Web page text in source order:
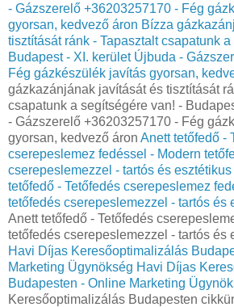
- Gázszerelő +36203257170 - Fég
gyorsan, kedvező áron Bízza
tisztítását ránk - Tapasztalt csapatunk
Budapest - XI. kerület Újbuda -
Fég gázkészülék javítás gyorsan,
gázkazánjának javítását és tisztítását
csapatunk a segítségére van! -
- Gázszerelő +36203257170 - Fég
gyorsan, kedvező áron Anett tetőfedő -
cserepeslemez fedéssel - Modern
cserepeslemezzel - tartós és
tetőfedő - Tetőfedés cserepeslemez
tetőfedés cserepeslemezzel - tartós és
Anett tetőfedő - Tetőfedés
tetőfedés cserepeslemezzel - tartós és
Havi Díjas Keresőoptimalizálás
Marketing Ügynökség Havi Díjas
Budapesten - Online Marketing
Keresőoptimalizálás Budapesten